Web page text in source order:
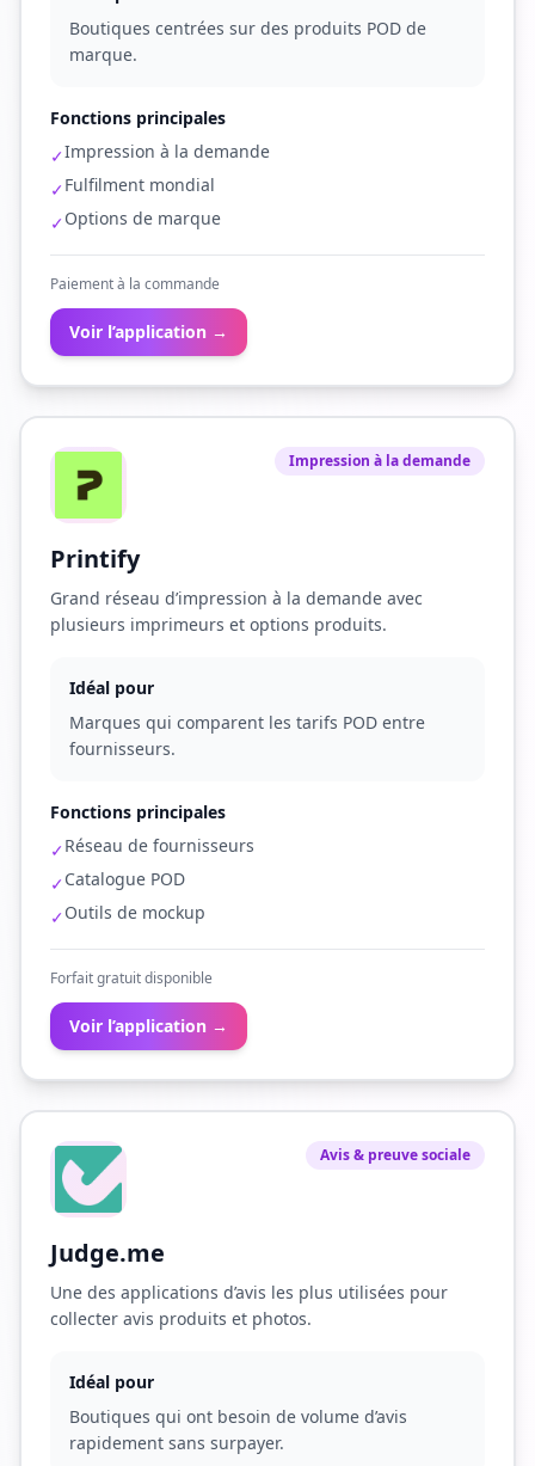
Boutiques centrées sur des produits POD de
marque.
Fonctions principales
✓Impression à la demande
✓Fulfilment mondial
✓Options de marque
Paiement à la commande
Voir l’application →
Impression à la demande
Printify
Grand réseau d’impression à la demande avec
plusieurs imprimeurs et options produits.
Idéal pour
Marques qui comparent les tarifs POD entre
fournisseurs.
Fonctions principales
✓Réseau de fournisseurs
✓Catalogue POD
✓Outils de mockup
Forfait gratuit disponible
Voir l’application →
Avis & preuve sociale
Judge.me
Une des applications d’avis les plus utilisées pour
collecter avis produits et photos.
Idéal pour
Boutiques qui ont besoin de volume d’avis
rapidement sans surpayer.